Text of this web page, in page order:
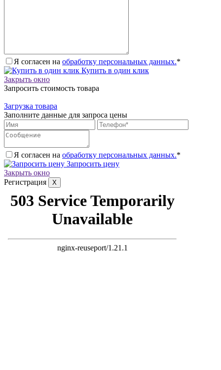
Я согласен на обработку персональных данных.*
Купить в один клик
Закрыть окно
Запросить стоимость товара
Загрузка товара
Заполните данные для запроса цены
Я согласен на обработку персональных данных.*
Запросить цену
Закрыть окно
Регистрация
X